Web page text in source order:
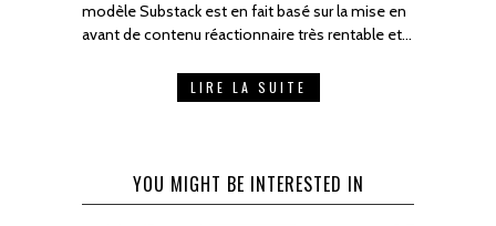
modèle Substack est en fait basé sur la mise en
avant de contenu réactionnaire très rentable et…
LIRE LA SUITE
YOU MIGHT BE INTERESTED IN